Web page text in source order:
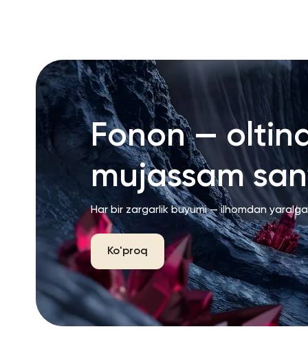
Fonon —
mujassam
Har bir zargarlik buyumi — ilhomdan
Ko'proq